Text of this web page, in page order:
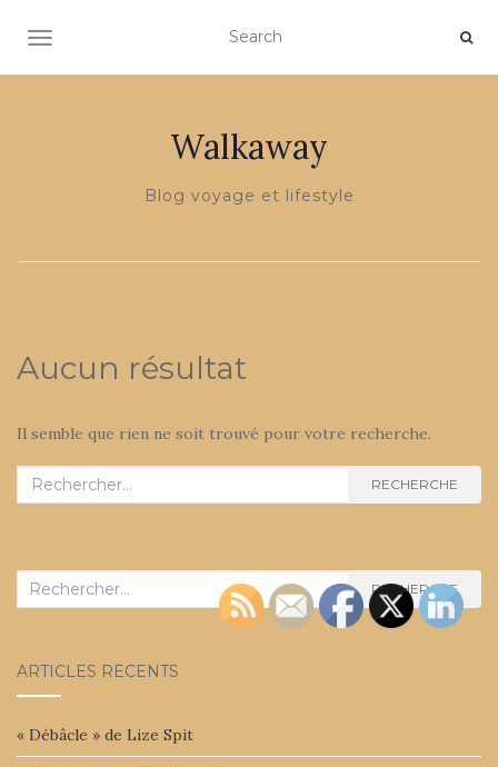
OUVRIR/FERMER LA NAVIGATION
Walkaway
Blog voyage et lifestyle
Aucun résultat
Il semble que rien ne soit trouvé pour votre recherche.
Recherche
RECHERCHE
Recherche
RECHERCHE
ARTICLES RÉCENTS
« Débâcle » de Lize Spit